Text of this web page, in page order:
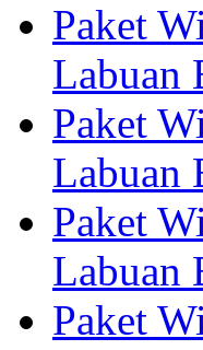
Paket
Labuan
Paket
Labuan
Paket
Labuan
Paket